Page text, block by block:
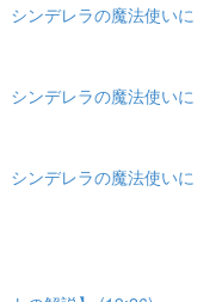
ンデレラの魔法使いに
ンデレラの魔法使いに
ンデレラの魔法使いに